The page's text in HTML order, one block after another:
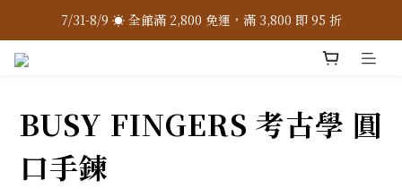
7/31-8/9 ☀️ 全館滿 2,800 免運，滿 3,800 即 95 折
7/31-8/9 ☀️ 全館滿 2,800 免運，滿 3,800 即 95 折
7/31-8/9 ☀️ 全館滿 2,800 免運，滿 3,800 即 95 折
BUSY FINGERS 考古學 圓
口手鍊